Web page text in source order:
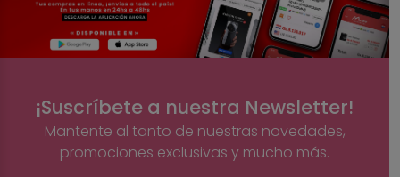
¡Suscríbete a nuestra Newsletter!
Mantente al tanto de nuestras novedades,
promociones exclusivas y mucho más.